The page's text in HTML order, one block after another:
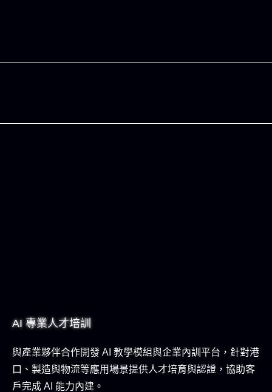
AI 專業人才培訓
與產業夥伴合作開發 AI 教學模組與企業內訓平台，針對港
口、製造與物流等應用場景提供人才培育與認證，協助客
戶完成 AI 能力內建。